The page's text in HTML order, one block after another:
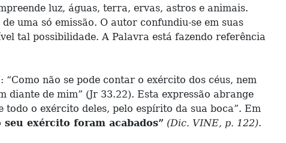
luz, águas, terra, ervas, astros e animais.
uma só emissão. O autor confundiu-se em suas
tal possibilidade. A Palavra está fazendo referência
: “Como não se pode contar o exército dos céus, nem
de mim” (Jr 33.22). Esta expressão abrange
todo o exército deles, pelo espírito da sua boca”. Em
exército foram acabados” (Dic. VINE, p. 122).